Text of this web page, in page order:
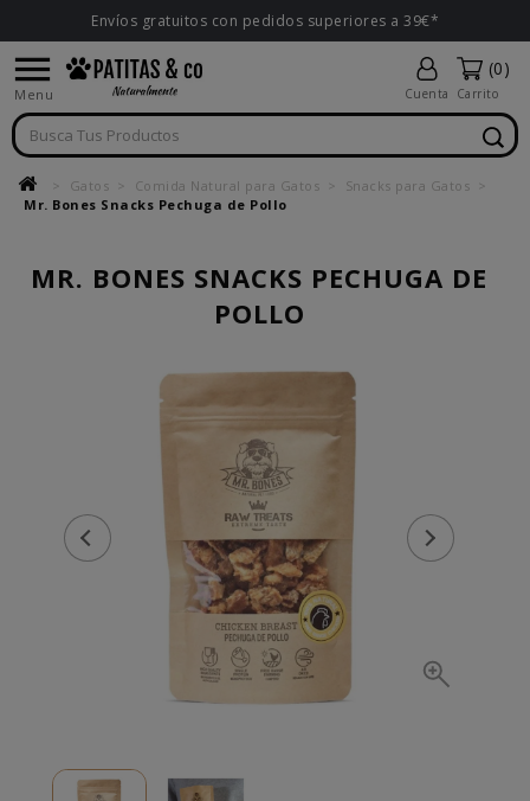
Envíos gratuitos con pedidos superiores a 39€*

Menu Cuenta
(0)
Carrito
Gatos Comida Natural para Gatos
Snacks para Gatos
Mr. Bones Snacks Pechuga de Pollo
MR. BONES SNACKS PECHUGA DE
POLLO